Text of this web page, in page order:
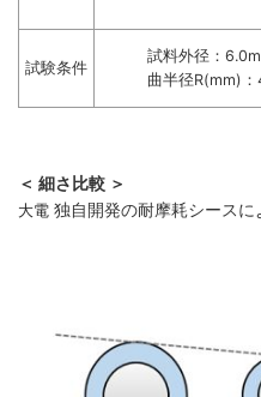
試験条件
試料外径：
曲半径R(mm)：
＜ 細さ比較 ＞
大電 独自開発の耐摩耗シース